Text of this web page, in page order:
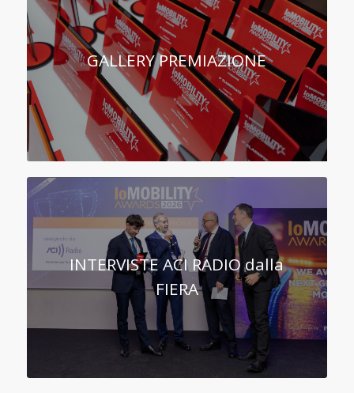
GALLERY PREMIAZIONE
INTERVISTE ACI RADIO dalla
FIERA